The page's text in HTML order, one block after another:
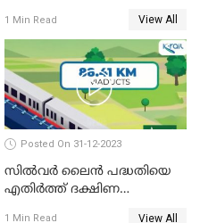
പി ഔസേപ്പ്
1 Min Read View All
Posted On 31-12-2023
സില്‍വര്‍ ലൈന്‍ പദ്ധതിയെ
എതിര്‍ത്ത് ദക്ഷിണ
1 Min Read View All